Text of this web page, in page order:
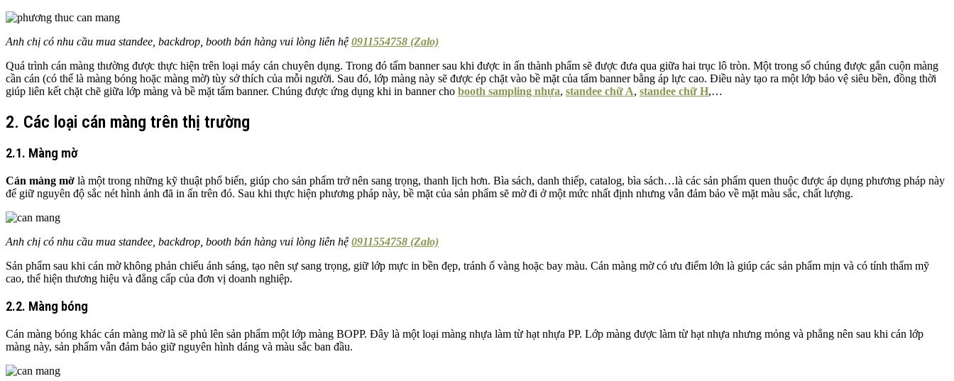
Anh chị có nhu cầu mua standee, backdrop, booth bán hàng vui lòng liên hệ0911554758 (Zalo)
Quá trình cán màng thường được thực hiện trên loại máy cán chuyên dụng. Trong đó tấm banner sau khi được in ấn thành phẩm sẽ được đưa qua giữa hai trục lô tròn. Một trong số chúng được gắn cuộn màng
cần cán (có thể là màng bóng hoặc màng mờ) tùy sở thích của mỗi người. Sau đó, lớp màng này sẽ được ép chặt vào bề mặt của tấm banner bằng áp lực cao. Điều này tạo ra một lớp bảo vệ siêu bền, đồng thời
giúp liên kết chặt chẽ giữa lớp màng và bề mặt tấm banner. Chúng được ứng dụng khi in banner cho booth sampling nhựa, standee chữ A, standee chữ H,…
2. Các loại cán màng trên thị trường
2.1. Màng mờ
Cán màng mờ là một trong những kỹ thuật phổ biến, giúp cho sản phẩm trở nên sang trọng, thanh lịch hơn. Bìa sách, danh thiếp, catalog, bìa sách…là các sản phẩm quen thuộc được áp dụng phương pháp này
để giữ nguyên độ sắc nét hình ảnh đã in ấn trên đó. Sau khi thực hiện phương pháp này, bề mặt của sản phẩm sẽ mờ đi ở một mức nhất định nhưng vẫn đảm bảo về mặt màu sắc, chất lượng.
Anh chị có nhu cầu mua standee, backdrop, booth bán hàng vui lòng liên hệ0911554758 (Zalo)
Sản phẩm sau khi cán mờ không phản chiếu ánh sáng, tạo nên sự sang trọng, giữ lớp mực in bền đẹp, tránh ố vàng hoặc bay màu. Cán màng mờ có ưu điểm lớn là giúp các sản phẩm mịn và có tính thẩm mỹ
cao, thể hiện thương hiệu và đẳng cấp của đơn vị doanh nghiệp.
2.2. Màng bóng
Cán màng bóng khác cán màng mờ là sẽ phủ lên sản phẩm một lớp màng BOPP. Đây là một loại màng nhựa làm từ hạt nhựa PP. Lớp màng được làm từ hạt nhựa nhưng mỏng và phẳng nên sau khi cán lớp
màng này, sản phẩm vẫn đảm bảo giữ nguyên hình dáng và màu sắc ban đầu.